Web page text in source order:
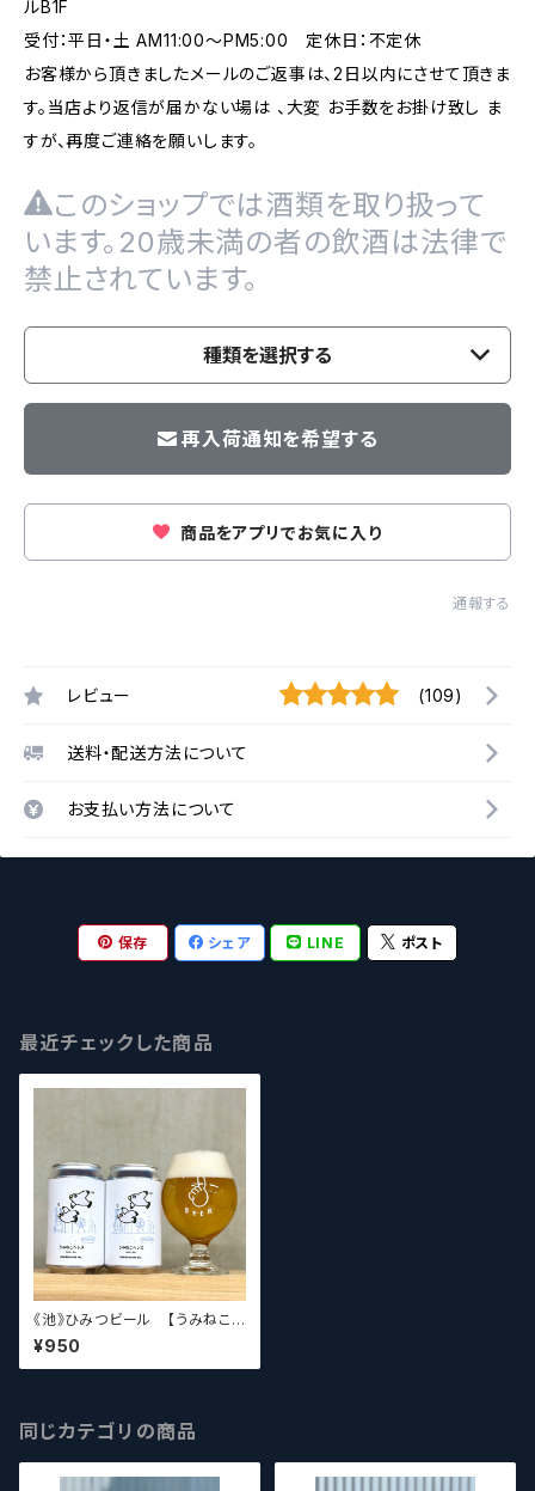
ルB1F
受付：平日・土 AM11:00～PM5:00 定休日：不定休
お客様から頂きましたメールのご返事は、2日以内にさせて頂きま
す。当店より返信が届かない場は 、大変 お手数をお掛け致し ま
すが、再度ご連絡を願いします。
このショップでは酒類を取り扱って
います。20歳未満の者の飲酒は法律で
禁止されています。
種類を選択する
再入荷通知を希望する
商品をアプリでお気に入り
通報する
レビュー (109)
送料・配送方法について
お支払い方法について
保存 シェア LINE ポスト
最近チェックした商品
《池》ひみつビール 【うみねこ
ヘレス】
¥950
同じカテゴリの商品